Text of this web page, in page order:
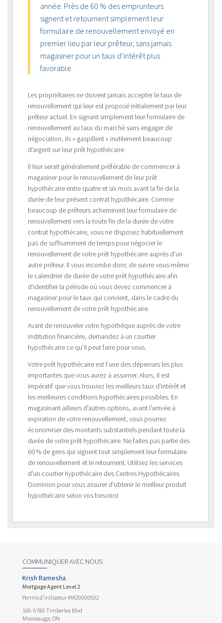
année. Près de 60 % des emprunteurs
signent et retournent simplement leur
formulaire de renouvellement envoyé en
premier lieu par leur prêteur, sans jamais
magasiner pour un taux d’intérêt plus
favorable.
Les propriétaires ne doivent jamais accepter le taux de
renouvellement qui leur est proposé initialement par leur
prêteur actuel. En signant simplement leur formulaire de
renouvellement au taux du marché sans engager de
négociation, ils « gaspillent » inutilement beaucoup
d’argent sur leur prêt hypothécaire.
Il leur serait généralement préférable de commencer à
magasiner pour le renouvellement de leur prêt
hypothécaire entre quatre et six mois avant la fin de la
durée de leur présent contrat hypothécaire. Comme
beaucoup de prêteurs acheminent leur formulaire de
renouvellement vers la toute fin de la durée de votre
contrat hypothécaire, vous ne disposez habituellement
pas de suffisamment de temps pour négocier le
renouvellement de votre prêt hypothécaire auprès d’un
autre prêteur. Il vous incombe donc de suivre vous-même
le calendrier de durée de votre prêt hypothécaire afin
d’identifier la période où vous devez commencer à
magasiner pour le taux qui convient, dans le cadre du
renouvellement de votre prêt hypothécaire.
Avant de renouveler votre hypothèque auprès de votre
institution financière, demandez à un courtier
hypothécaire ce qu’il peut faire pour vous.
Votre prêt hypothécaire est l’une des dépenses les plus
importantes que vous aurez à assumer. Alors, il est
impératif que vous trouviez les meilleurs taux d’intérêt et
les meilleures conditions hypothécaires possibles. En
magasinant ailleurs d’autres options, avant l’arrivée à
expiration de votre renouvellement, vous pourrez
économiser des montants substantiels pendant toute la
durée de votre prêt hypothécaire. Ne faites pas partie des
60 % de gens qui signent tout simplement leur formulaire
de renouvellement et le retournent. Utilisez les services
d’un courtier hypothécaire des Centres Hypothécaires
Dominion pour vous assurer d’obtenir le meilleur produit
hypothécaire selon vos besoins!
COMMUNIQUER AVEC NOUS
Krish Ramesha
Mortgage Agent Level 2
Permis d’initiateur #M20000502
106-5780 Timberlea Blvd
Mississauga, ON